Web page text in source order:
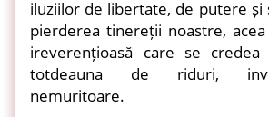
iluziilor de libertate, de putere și
pierderea tinereții noastre,
ireverențioasă care se
totdeauna de riduri,
nemuritoare.